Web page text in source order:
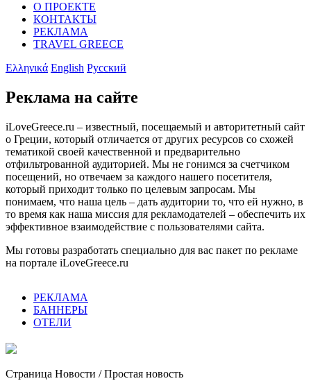
О ПРОЕКТЕ
КОНТАКТЫ
РЕКЛАМА
TRAVEL GREECE
Ελληνικά English Русский
Реклама на сайте
iLoveGreece.ru – известный, посещаемый и авторитетный сайт
о Греции, который отличается от других ресурсов со схожей
тематикой своей качественной и предварительно
отфильтрованной аудиторией. Мы не гонимся за счетчиком
посещений, но отвечаем за каждого нашего посетителя,
который приходит только по целевым запросам. Мы
понимаем, что наша цель – дать аудитории то, что ей нужно, в
то время как наша миссия для рекламодателей – обеспечить их
эффективное взаимодействие с пользователями сайта.
Мы готовы разработать специально для вас пакет по рекламе
на портале iLoveGreece.ru
РЕКЛАМА
БАННЕРЫ
ОТЕЛИ
Страница Новости / Простая новость